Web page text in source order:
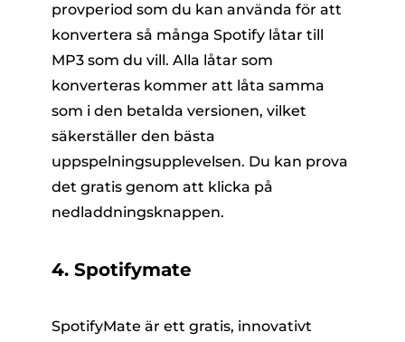
provperiod som du kan använda för att
konvertera så många Spotify låtar till
MP3 som du vill. Alla låtar som
konverteras kommer att låta samma
som i den betalda versionen, vilket
säkerställer den bästa
uppspelningsupplevelsen. Du kan prova
det gratis genom att klicka på
nedladdningsknappen.
4. Spotifymate
SpotifyMate är ett gratis, innovativt